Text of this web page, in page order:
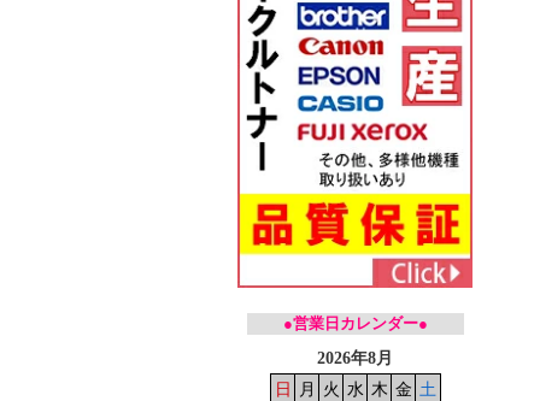
●営業日カレンダー●
2026年8月
日
月 火 水 木 金 土